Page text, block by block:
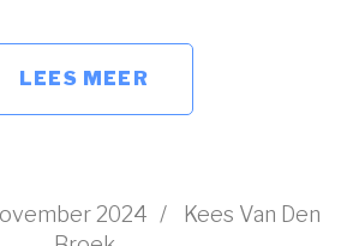
LEES MEER
2024 /
Kees Van Den